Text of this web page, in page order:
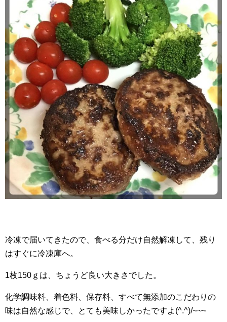
冷凍で届いてきたので、食べる分だけ自然解凍して、残り
はすぐに冷凍庫へ。
1枚150ｇは、ちょうど良い大きさでした。
化学調味料、着色料、保存料、すべて無添加のこだわりの
味は自然な感じで、とても美味しかったですよ(^.^)/~~~